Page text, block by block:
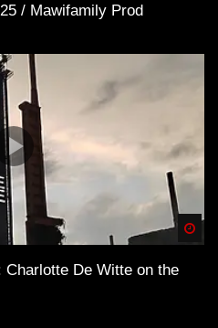
/ Mawifamily Prod
Charlotte De Witte on the